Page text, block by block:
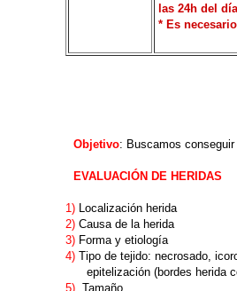
las 24h del
* Es
Objetivo: Buscamos
EVALUACIÓN DE HERIDAS
1)
Localización herida
2) Causa de la herida
3) Forma y etiología
4) Tipo de tejido: necrosado,
epitelización (bordes herida
5) Tamaño